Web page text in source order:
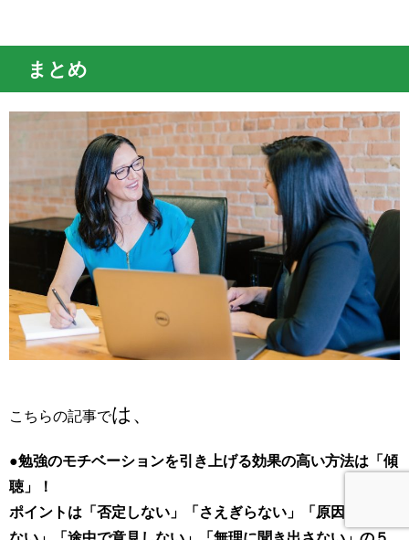
まとめ
こちらの記事では、
●勉強のモチベーションを引き上げる効果の高い方法は「傾
聴」！
ポイントは「否定しない」「さえぎらない」「原因追及し
ない」「途中で意見しない」「無理に聞き出さない」の５